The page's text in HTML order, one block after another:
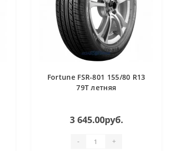
Fortune FSR-801 155/80 R13
79T летняя
3 645.00руб.
- +